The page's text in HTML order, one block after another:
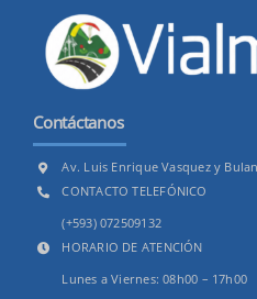
Contáctanos
Av. Luis Enrique Vasquez y
CONTACTO TELEFÓNICO
(+593) 072509132
HORARIO DE ATENCIÓN
Lunes a Viernes: 08h00 – 17h00